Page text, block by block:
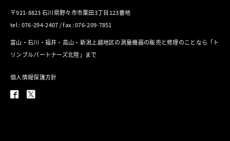
〒921-8823 石川県野々市市粟田3丁目123番地
tel : 076-294-2407 / fax : 076-209-7851
富山・石川・福井・高山・新潟上越地区の測量機器の販売と修理のことなら「ト
リンブルパートナーズ北陸」まで
個人情報保護方針